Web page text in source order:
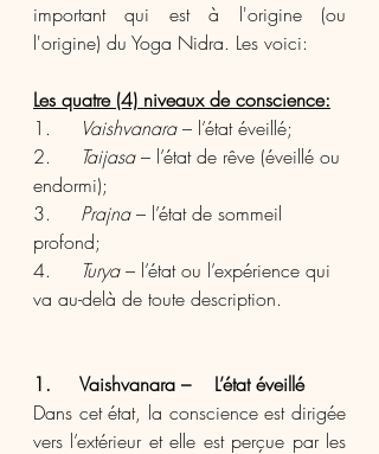
important qui est à l'origine (ou
l'origine) du Yoga Nidra. Les voici:
Les quatre (4) niveaux de conscience:
1.
Vaishvanara – l’état éveillé;
2.
Taijasa – l’état de rêve (éveillé ou
endormi);
3. Prajna – l’état de sommeil
profond;
4.
Turya – l’état ou l’expérience qui
va au-delà de toute description.
1.     Vaishvanara –    L’état éveillé
Dans cet état, la conscience est dirigée
vers l’extérieur et elle est perçue par les